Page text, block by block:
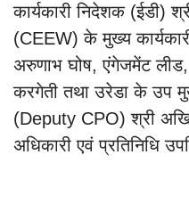
कार्यकारी निदेशक (ईडी)
(CEEW) के मुख्य
अरुणाभ घोष, एंगेजमेंट
करगेती तथा उरेडा के उप
(Deputy CPO) श्री
अधिकारी एवं प्रतिनिधि